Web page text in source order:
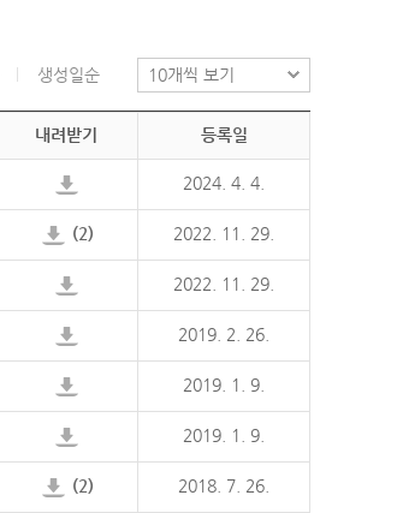
생성일순
내려받기 등록일
2024. 4. 4.
(2) 2022. 11. 29.
2022. 11. 29.
2019. 2. 26.
2019. 1. 9.
2019. 1. 9.
(2) 2018. 7. 26.